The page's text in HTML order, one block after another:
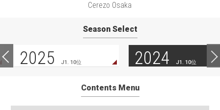
Cerezo Osaka
Season Select
2025 J1. 10位 2024 J1. 10位
Contents Menu